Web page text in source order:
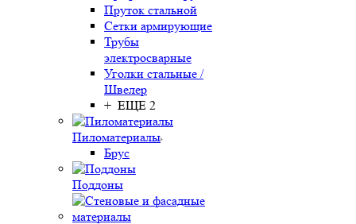
Пруток стальной
Сетки армирующие
Трубы
электросварные
Уголки стальные /
Швелер
+ ЕЩЕ 2
Пиломатериалы
Брус
Поддоны